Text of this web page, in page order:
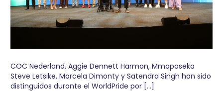
COC Nederland, Aggie Dennett Harmon, Mmapaseka
Steve Letsike, Marcela Dimonty y Satendra Singh han sido
distinguidos durante el WorldPride por […]